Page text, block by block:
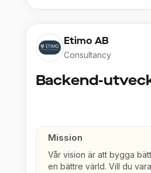
Etimo AB
Consultancy
Backend-
Mission
Vår vision är att bygga
en bättre värld. Vill du